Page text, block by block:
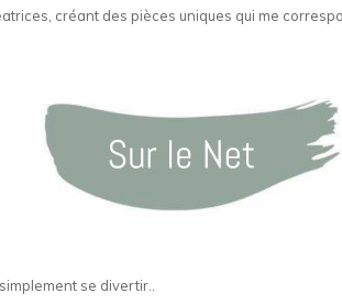
créant des pièces uniques qui me
se divertir..